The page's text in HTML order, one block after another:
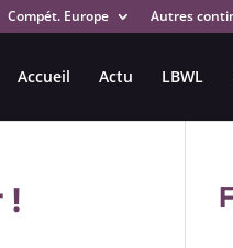
Compét. Europe Autres
Accueil Actu LBWL
!